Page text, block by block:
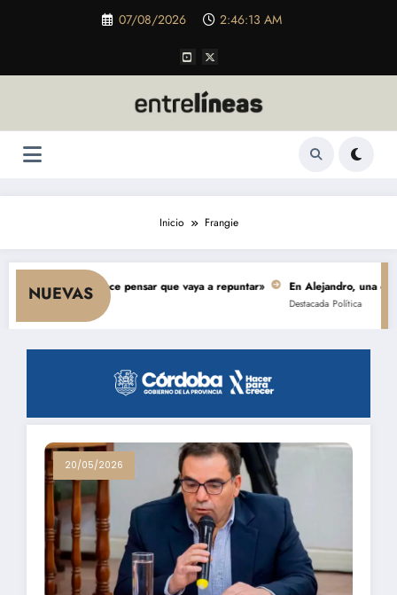
07/08/2026 2:46:13 AM
Inicio Frangie
NUEVAS
y nada hace pensar que vaya a repuntar» En Alejandro, una obra
Destacada Política
20/05/2026